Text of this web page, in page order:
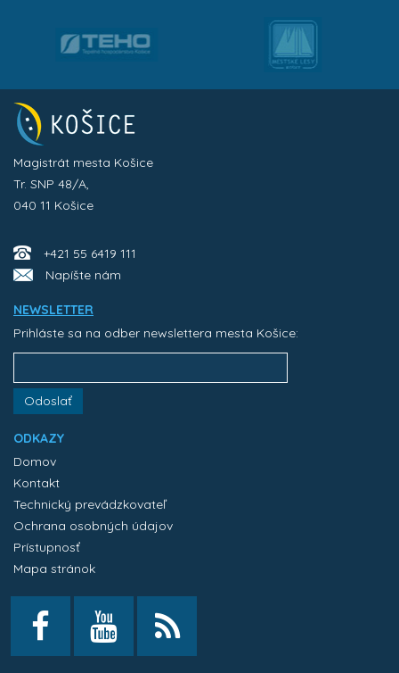
Magistrát mesta Košice
Tr. SNP 48/A,
040 11 Košice
+421 55 6419 111
Napíšte nám
NEWSLETTER
Prihláste sa na odber newslettera mesta Košice:
Odoslať
ODKAZY
Domov
Kontakt
Technický prevádzkovateľ
Ochrana osobných údajov
Prístupnosť
Mapa stránok